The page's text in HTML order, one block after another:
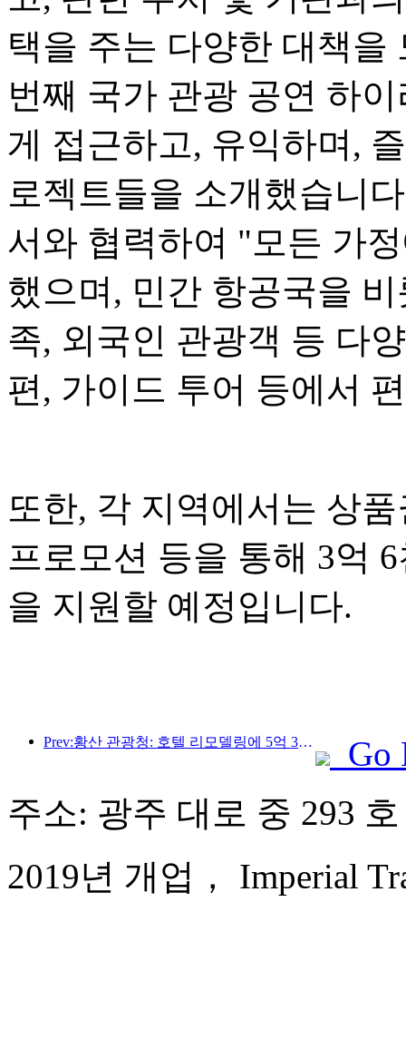
택을 주는 다양한 대책을
번째 국가 관광 공연 하
게 접근하고, 유익하며,
로젝트들을 소개했습니
서와 협력하여 "모든 가
했으며, 민간 항공국을
족, 외국인 관광객 등 다
편, 가이드 투어 등에서
또한, 각 지역에서는 상
프로모션 등을 통해 3억
을 지원할 예정입니다.
Prev:황산 관광청: 호텔 리모델링에 5억 3천만 위안 투자 계획
Go
주소: 광주 대로 중 293
2019년 개업， Imperial